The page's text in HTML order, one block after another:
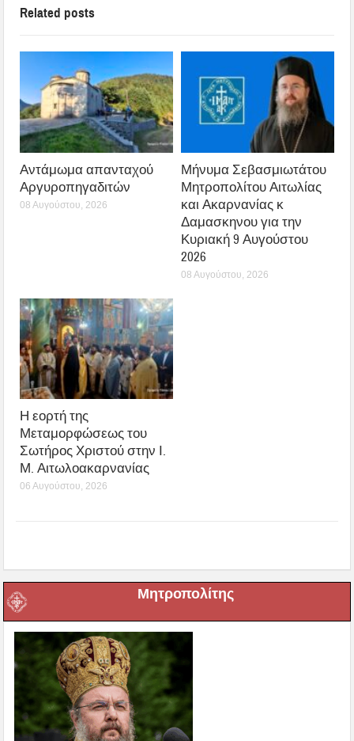
Related posts
Αντάμωμα απανταχού
Αργυροπηγαδιτών
08 Αυγούστου, 2026
Μήνυμα Σεβασμιωτάτου
Μητροπολίτου Αιτωλίας
και Ακαρνανίας κ
Δαμασκηνου για την
Κυριακή 9 Αυγούστου
2026
08 Αυγούστου, 2026
Η εορτή της
Μεταμορφώσεως του
Σωτήρος Χριστού στην Ι.
Μ. Αιτωλοακαρνανίας
06 Αυγούστου, 2026
Μητροπολίτης